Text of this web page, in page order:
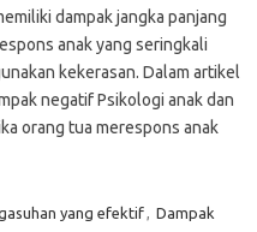
dampak jangka panjang
anak yang seringkali
kekerasan. Dalam artikel
negatif Psikologi anak dan
orang tua merespons anak
yang efektif, Dampak